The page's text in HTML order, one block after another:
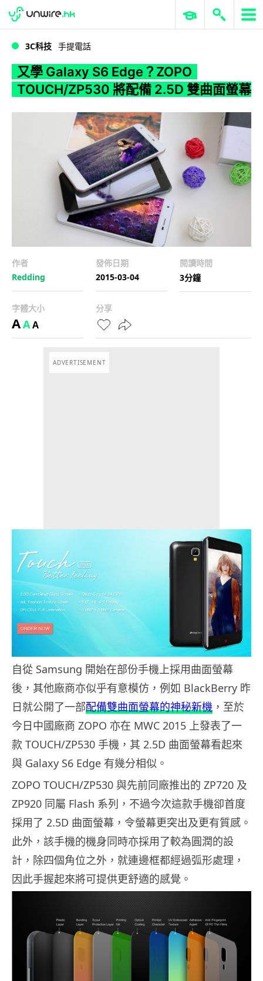
WWDC 2026 ERP 與商業 AI
3C科技 手提電話
又學 Galaxy S6 Edge？ZOPO
TOUCH/ZP530 將配備 2.5D 雙曲面螢幕
作者
Redding
發佈日期
2015-03-04
閱讀時間
3分鐘
字體大小
AAA
分享
ADVERTISEMENT
自從 Samsung 開始在部份手機上採用曲面螢幕
後，其他廠商亦似乎有意模仿，例如 BlackBerry 昨
日就公開了一部配備雙曲面螢幕的神秘新機 ，至於
今日中國廠商 ZOPO 亦在 MWC 2015 上發表了一
款 TOUCH/ZP530 手機，其 2.5D 曲面螢幕看起來
與 Galaxy S6 Edge 有幾分相似。
ZOPO TOUCH/ZP530 與先前同廠推出的 ZP720 及
ZP920 同屬 Flash 系列，不過今次這款手機卻首度
採用了 2.5D 曲面螢幕，令螢幕更突出及更有質感。
此外，該手機的機身同時亦採用了較為圓潤的設
計，除四個角位之外，就連邊框都經過弧形處理，
因此手握起來將可提供更舒適的感覺。